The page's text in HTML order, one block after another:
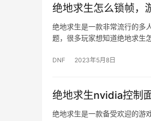
绝地求生怎么锁帧，
绝地求生是一款非常流行的多
题，很多玩家想知道绝地求生
DNF 2023年5月8日
绝地求生nvidia控制
绝地求生是一款备受欢迎的游